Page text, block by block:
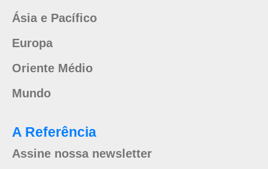
Ásia e Pacífico
Europa
Oriente Médio
Mundo
A Referência
Assine nossa newsletter